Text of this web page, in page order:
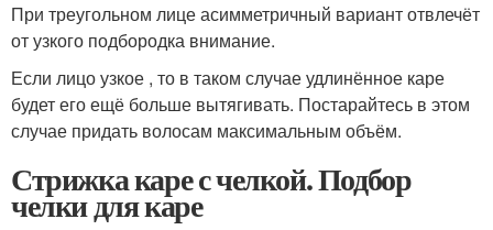
При треугольном лице асимметричный вариант отвлечёт
от узкого подбородка внимание.
Если лицо узкое , то в таком случае удлинённое каре
будет его ещё больше вытягивать. Постарайтесь в этом
случае придать волосам максимальным объём.
Стрижка каре с челкой. Подбор
челки для каре